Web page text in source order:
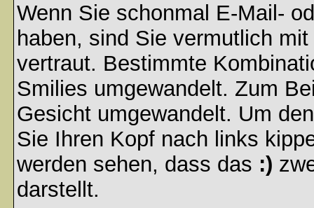
Wenn Sie schonmal E-Mail-
haben, sind Sie vermutlich
vertraut. Bestimmte
Smilies umgewandelt. Zum
Gesicht umgewandelt. Um
Sie Ihren Kopf nach links
werden sehen, dass das :)
darstellt.